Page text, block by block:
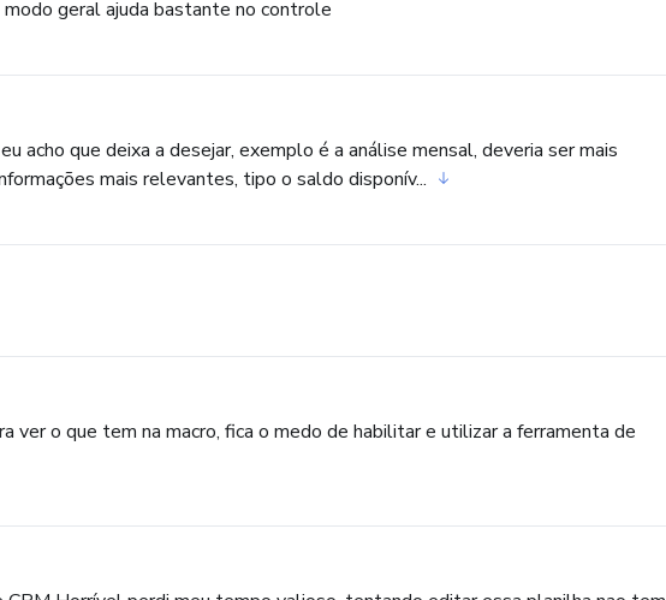
geral ajuda bastante no controle
acho que deixa a desejar, exemplo é a análise mensal, deveria ser mais
mais relevantes, tipo o saldo disponív...
ver o que tem na macro, fica o medo de habilitar e utilizar a ferramenta de